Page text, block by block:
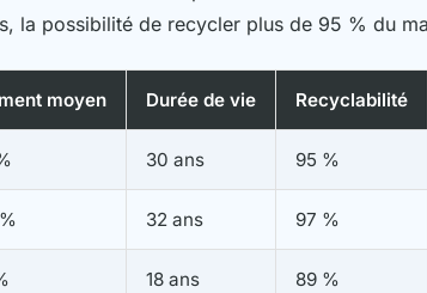
la possibilité de recycler plus de 95 % du
moyen Durée de vie Recyclabilité
30 ans 95 %
32 ans 97 %
18 ans 89 %